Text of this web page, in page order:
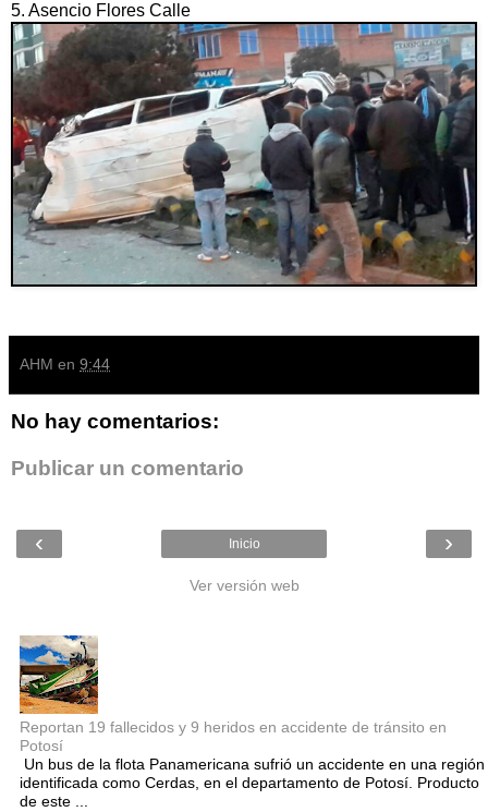
5. Asencio Flores Calle
AHM en 9:44
No hay comentarios:
Publicar un comentario
‹ ›
Inicio
Ver versión web
Reportan 19 fallecidos y 9 heridos en accidente de tránsito en
Potosí
Un bus de la flota Panamericana sufrió un accidente en una región
identificada como Cerdas, en el departamento de Potosí. Producto
de este ...